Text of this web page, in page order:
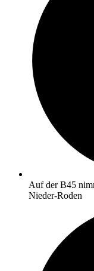
Auf der B45
Nieder-Roden